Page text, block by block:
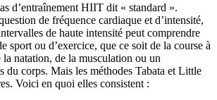
d’entraînement HIIT dit « standard ».
de fréquence cardiaque et d’intensité,
de haute intensité peut comprendre
sport ou d’exercice, que ce soit de la course à
natation, de la musculation ou un
du corps. Mais les méthodes Tabata et Little
Voici en quoi elles consistent :